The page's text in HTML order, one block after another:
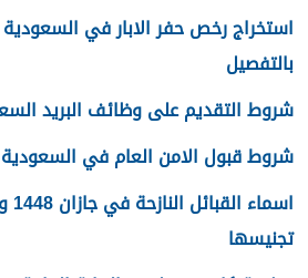
بالتفصيل
شروط التقديم على وظائف البريد
شروط قبول الامن العام في السعودية 1448
تجنيسها